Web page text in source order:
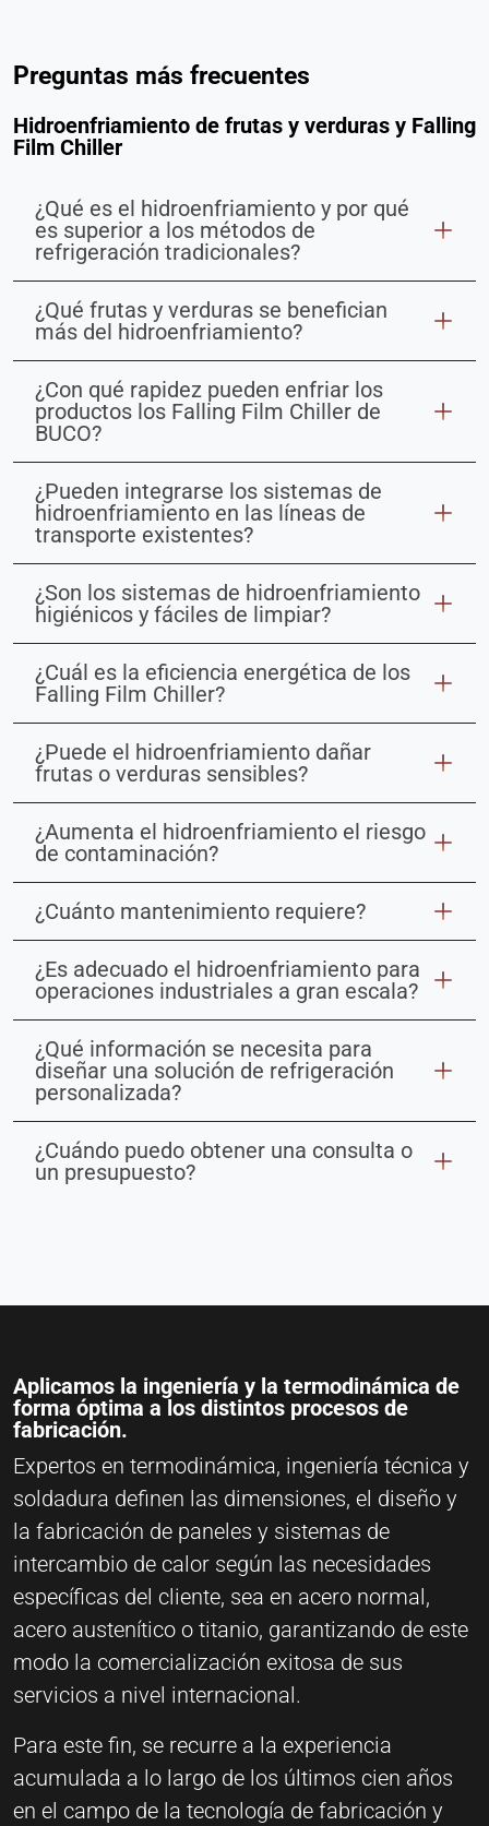
Preguntas más frecuentes
Hidroenfriamiento de frutas y verduras y Falling
Film Chiller
¿Qué es el hidroenfriamiento y por qué
es superior a los métodos de
refrigeración tradicionales?
¿Qué frutas y verduras se benefician
más del hidroenfriamiento?
¿Con qué rapidez pueden enfriar los
productos los Falling Film Chiller de
BUCO?
¿Pueden integrarse los sistemas de
hidroenfriamiento en las líneas de
transporte existentes?
¿Son los sistemas de hidroenfriamiento
higiénicos y fáciles de limpiar?
¿Cuál es la eficiencia energética de los
Falling Film Chiller?
¿Puede el hidroenfriamiento dañar
frutas o verduras sensibles?
¿Aumenta el hidroenfriamiento el riesgo
de contaminación?
¿Cuánto mantenimiento requiere?
¿Es adecuado el hidroenfriamiento para
operaciones industriales a gran escala?
¿Qué información se necesita para
diseñar una solución de refrigeración
personalizada?
¿Cuándo puedo obtener una consulta o
un presupuesto?
Aplicamos la ingeniería y la termodinámica de
forma óptima a los distintos procesos de
fabricación.
Expertos en termodinámica, ingeniería técnica y
soldadura definen las dimensiones, el diseño y
la fabricación de paneles y sistemas de
intercambio de calor según las necesidades
específicas del cliente, sea en acero normal,
acero austenítico o titanio, garantizando de este
modo la comercialización exitosa de sus
servicios a nivel internacional.
Para este fin, se recurre a la experiencia
acumulada a lo largo de los últimos cien años
en el campo de la tecnología de fabricación y